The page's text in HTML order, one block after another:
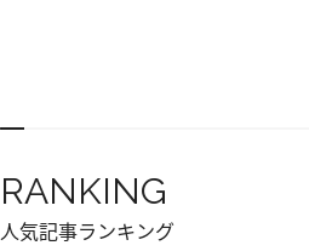
RANKING
人気記事ランキング